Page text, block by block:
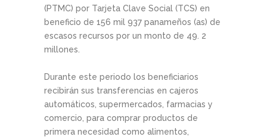
(PTMC) por Tarjeta Clave Social (TCS) en
beneficio de 156 mil 937 panameños (as) de
escasos recursos por un monto de 49. 2
millones.
Durante este periodo los beneficiarios
recibirán sus transferencias en cajeros
automáticos, supermercados, farmacias y
comercio, para comprar productos de
primera necesidad como alimentos,